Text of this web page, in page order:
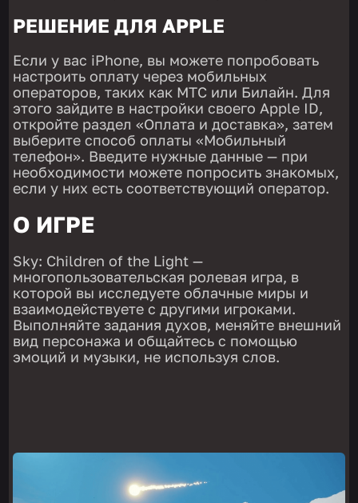
РЕШЕНИЕ ДЛЯ APPLE
Если у вас iPhone, вы можете попробовать
настроить оплату через мобильных
операторов, таких как МТС или Билайн. Для
этого зайдите в настройки своего Apple ID,
откройте раздел «Оплата и доставка», затем
выберите способ оплаты «Мобильный
телефон». Введите нужные данные — при
необходимости можете попросить знакомых,
если у них есть соответствующий оператор.
О ИГРЕ
Sky: Children of the Light —
многопользовательская ролевая игра, в
которой вы исследуете облачные миры и
взаимодействуете с другими игроками.
Выполняйте задания духов, меняйте внешний
вид персонажа и общайтесь с помощью
эмоций и музыки, не используя слов.